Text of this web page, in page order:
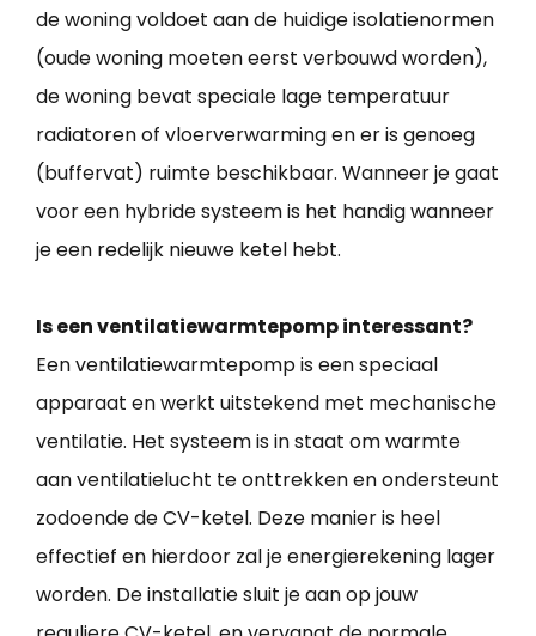
de woning voldoet aan de huidige isolatienormen
(oude woning moeten eerst verbouwd worden),
de woning bevat speciale lage temperatuur
radiatoren of vloerverwarming en er is genoeg
(buffervat) ruimte beschikbaar. Wanneer je gaat
voor een hybride systeem is het handig wanneer
je een redelijk nieuwe ketel hebt.
Is een ventilatiewarmtepomp interessant?
Een ventilatiewarmtepomp is een speciaal
apparaat en werkt uitstekend met mechanische
ventilatie. Het systeem is in staat om warmte
aan ventilatielucht te onttrekken en ondersteunt
zodoende de CV-ketel. Deze manier is heel
effectief en hierdoor zal je energierekening lager
worden. De installatie sluit je aan op jouw